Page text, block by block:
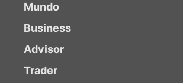
Mundo
Business
Advisor
Trader